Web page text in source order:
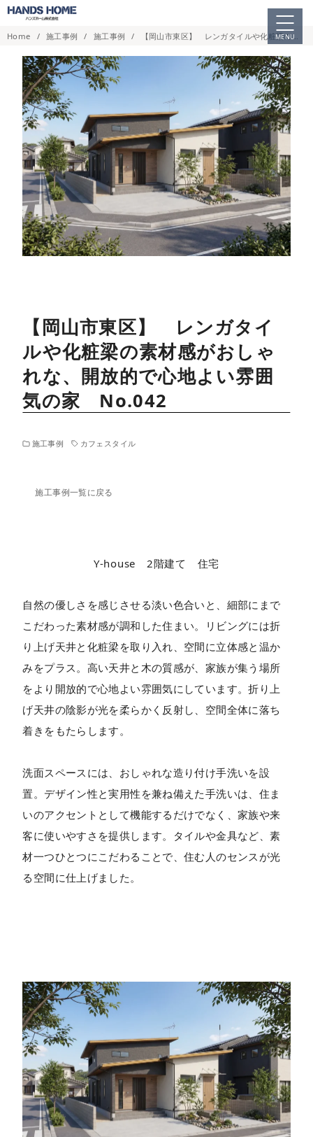
コ
テHome 施工事例 施工事例 【岡山市東区】 レンガタイルや化粧梁の素材感がおしゃれな、開放的で心地よい雰囲気の家 No.042
【岡山市東区】 レンガタイ
ルや化粧梁の素材感がおしゃ
れな、開放的で心地よい雰囲
気の家 No.042
施工事例 カフェスタイル
施工事例一覧に戻る
Y-house 2階建て 住宅
自然の優しさを感じさせる淡い色合いと、細部にまで
こだわった素材感が調和した住まい。リビングには折
り上げ天井と化粧梁を取り入れ、空間に立体感と温か
みをプラス。高い天井と木の質感が、家族が集う場所
をより開放的で心地よい雰囲気にしています。折り上
げ天井の陰影が光を柔らかく反射し、空間全体に落ち
着きをもたらします。
洗面スペースには、おしゃれな造り付け手洗いを設
置。デザイン性と実用性を兼ね備えた手洗いは、住ま
いのアクセントとして機能するだけでなく、家族や来
客に使いやすさを提供します。タイルや金具など、素
材一つひとつにこだわることで、住む人のセンスが光
る空間に仕上げました。
MENU